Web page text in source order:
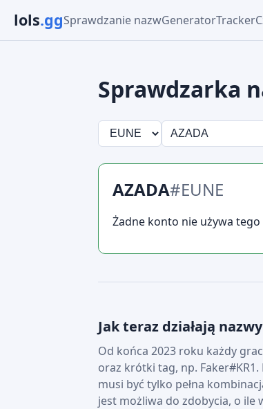
lols.ggSprawdzanie nazwGeneratorTracker
Sprawdzarka
AZADA#EUNE
Żadne konto nie używa
Jak teraz działają
Od końca 2023 roku każdy
oraz krótki tag, np.
musi być tylko pełna
jest możliwa do zdobycia, o ile